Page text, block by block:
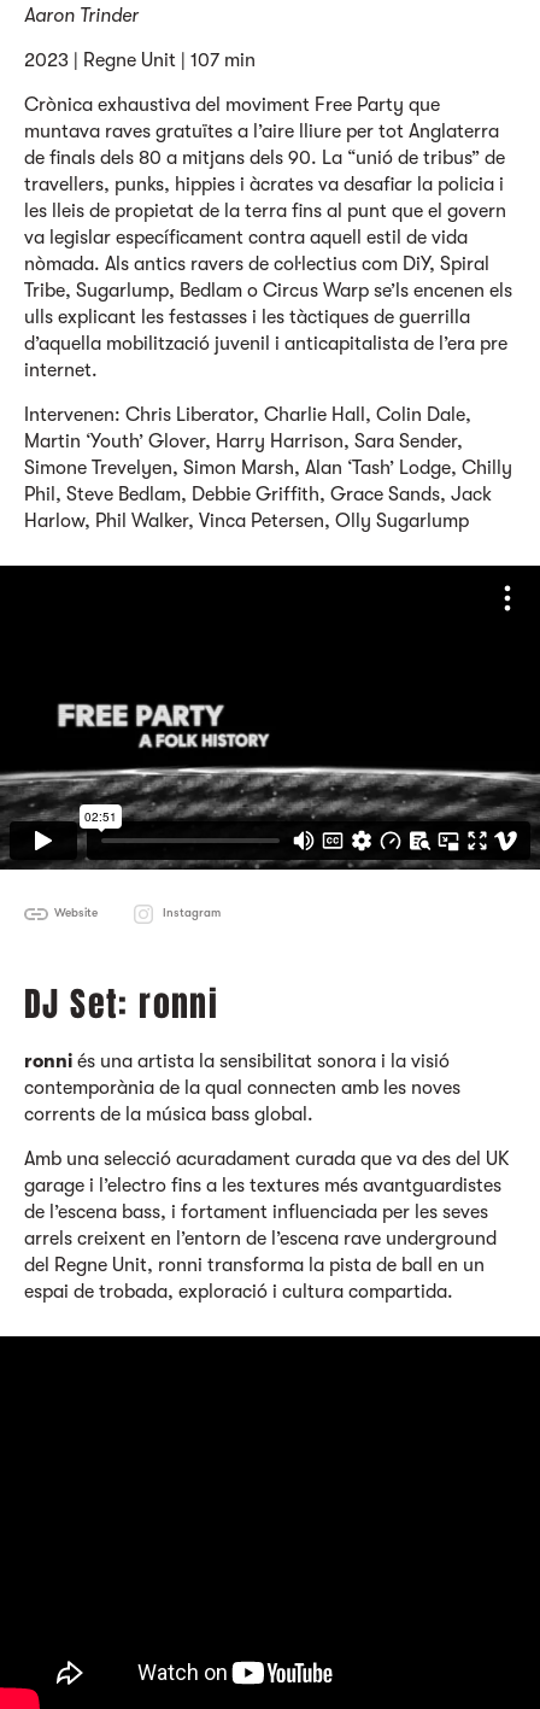
Aaron Trinder
2023 | Regne Unit | 107 min
Crònica exhaustiva del moviment Free Party que
muntava raves gratuïtes a l’aire lliure per tot Anglaterra
de finals dels 80 a mitjans dels 90. La “unió de tribus” de
travellers, punks, hippies i àcrates va desafiar la policia i
les lleis de propietat de la terra fins al punt que el govern
va legislar específicament contra aquell estil de vida
nòmada. Als antics ravers de col·lectius com DiY, Spiral
Tribe, Sugarlump, Bedlam o Circus Warp se’ls encenen els
ulls explicant les festasses i les tàctiques de guerrilla
d’aquella mobilització juvenil i anticapitalista de l’era pre
internet.
Intervenen: Chris Liberator, Charlie Hall, Colin Dale,
Martin ‘Youth’ Glover, Harry Harrison, Sara Sender,
Simone Trevelyen, Simon Marsh, Alan ‘Tash’ Lodge, Chilly
Phil, Steve Bedlam, Debbie Griffith, Grace Sands, Jack
Harlow, Phil Walker, Vinca Petersen, Olly Sugarlump
Website Instagram
DJ Set: ronni
ronni és una artista la sensibilitat sonora i la visió
contemporània de la qual connecten amb les noves
corrents de la música bass global.
Amb una selecció acuradament curada que va des del UK
garage i l’electro fins a les textures més avantguardistes
de l’escena bass, i fortament influenciada per les seves
arrels creixent en l’entorn de l’escena rave underground
del Regne Unit, ronni transforma la pista de ball en un
espai de trobada, exploració i cultura compartida.